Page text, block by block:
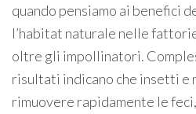
quando pensiamo ai benefici
l’habitat naturale nelle
oltre gli impollinatori.
risultati indicano che insetti e
rimuovere rapidamente le